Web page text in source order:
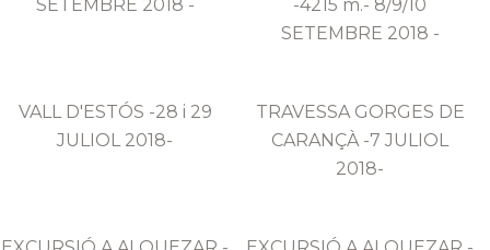
SETEMBRE 2018 -
-4215 m.- 8/9/10
SETEMBRE 2018 -
VALL D'ESTÓS -28 i 29
JULIOL 2018-
TRAVESSA GORGES DE
CARANÇÀ -7 JULIOL
2018-